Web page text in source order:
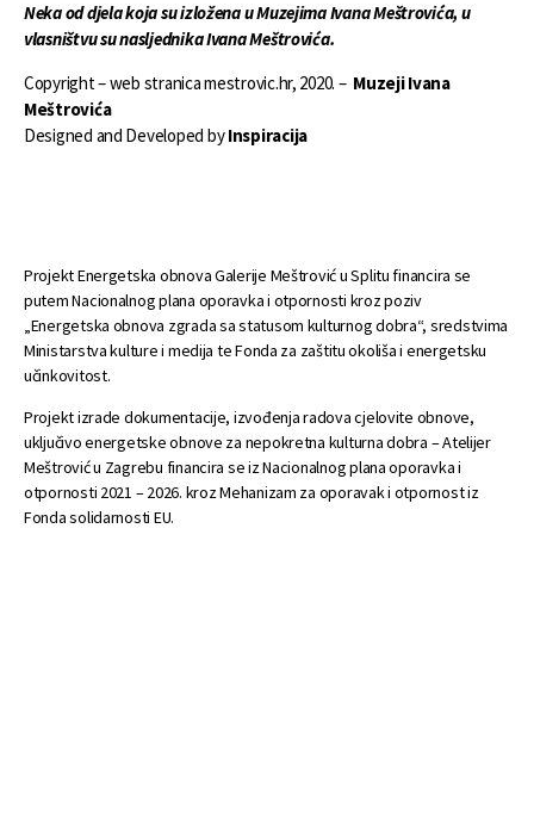
Neka od djela koja su izložena u Muzejima Ivana Meštrovića, u
vlasništvu su nasljednika Ivana Meštrovića.
Copyright – web stranica mestrovic.hr, 2020. – Muzeji Ivana
Meštrovića
Designed and Developed byInspiracija
Projekt Energetska obnova Galerije Meštrović u Splitu financira se
putem Nacionalnog plana oporavka i otpornosti kroz poziv
„Energetska obnova zgrada sa statusom kulturnog dobra“, sredstvima
Ministarstva kulture i medija te Fonda za zaštitu okoliša i energetsku
učinkovitost.
Projekt izrade dokumentacije, izvođenja radova cjelovite obnove,
uključivo energetske obnove za nepokretna kulturna dobra – Atelijer
Meštrović u Zagrebu financira se iz Nacionalnog plana oporavka i
otpornosti 2021 – 2026. kroz Mehanizam za oporavak i otpornost iz
Fonda solidarnosti EU.